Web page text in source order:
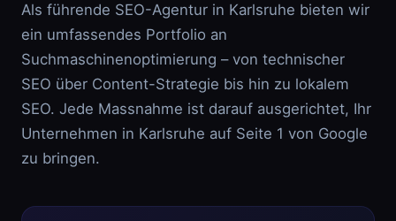
Als führende SEO-Agentur in Karlsruhe bieten wir
ein umfassendes Portfolio an
Suchmaschinenoptimierung – von technischer
SEO über Content-Strategie bis hin zu lokalem
SEO. Jede Massnahme ist darauf ausgerichtet, Ihr
Unternehmen in Karlsruhe auf Seite 1 von Google
zu bringen.